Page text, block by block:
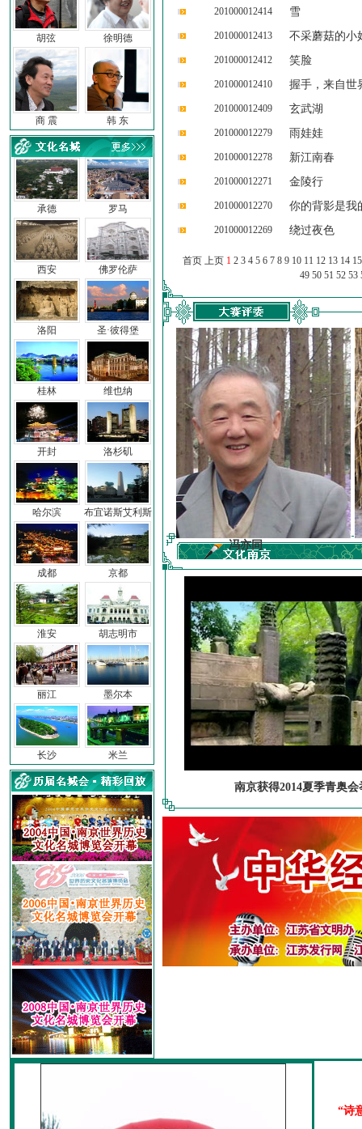
胡弦 徐明德
商 震 韩 东
承德
西安
洛阳
桂林
开封
哈尔滨
成都
淮安
丽江
长沙
罗马
佛罗伦萨
圣·彼得堡
维也纳
洛杉矶
布宜诺斯艾利斯
京都
胡志明市
墨尔本
米兰
201000012414 雪
201000012413 不采蘑菇的小
201000012412 笑脸
201000012410 握手，来自世
201000012409 玄武湖
201000012279 雨娃娃
201000012278 新江南春
201000012271 金陵行
201000012270 你的背影是我
201000012269 绕过夜色
首页 上页 1 2 3 4 5 6 7 8 9 10 11 12 13 14 15
49 50 51 52 53
冯亦同
南京获得2014夏季青奥会
“诗